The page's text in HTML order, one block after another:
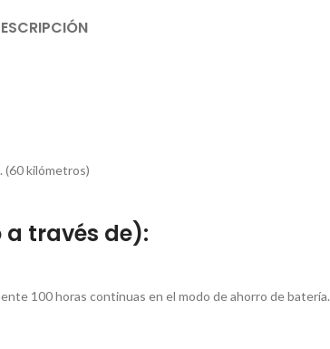
(60 kilómetros)
a través de):
100 horas continuas en el modo de ahorro de batería.